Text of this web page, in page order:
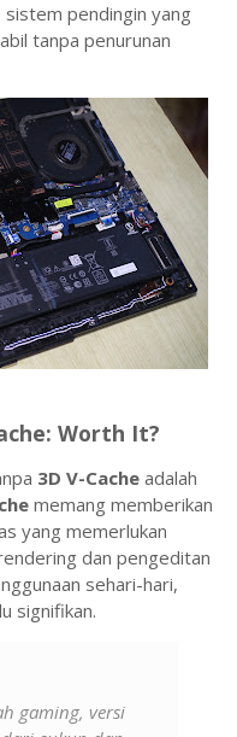
sistem pendingin yang
tanpa penurunan
Worth It?
3D V-Cacheadalah
memang memberikan
yang memerlukan
dan pengeditan
sehari-hari,
signifikan.
gaming, versi